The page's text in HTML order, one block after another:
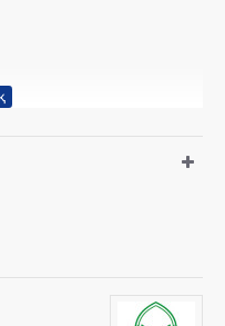
благословления